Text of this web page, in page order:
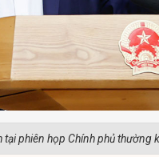
tại phiên họp Chính phủ thường